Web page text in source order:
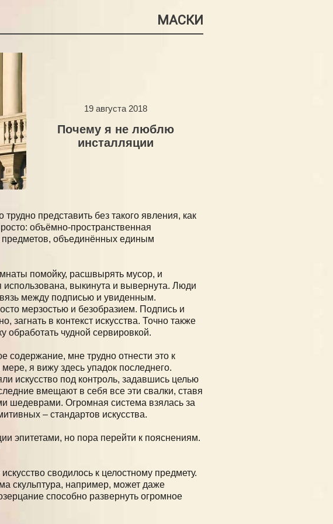
МАСКИ
19 августа 2018
Почему я не люблю
инсталляции
представить без такого явления, как
объёмно-пространственная
объединённых единым
помойку, расшвырять мусор, и
использована, выкинута и вывернута. Люди
между подписью и увиденным.
мерзостью и безобразием. Подпись и
загнать в контекст искусства. Точно также
чудной сервировкой.
содержание, мне трудно отнести это к
я вижу здесь упадок последнего.
искусство под контроль, задавшись целью
вмещают в себя все эти свалки, ставя
шедеврами. Огромная система взялась за
– стандартов искусства.
эпитетами, но пора перейти к пояснениям.
сводилось к целостному предмету.
скульптура, например, может даже
способно развернуть огромное